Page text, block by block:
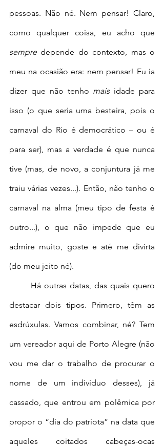
pessoas. Não né. Nem pensar! Claro,
sempre depende do contexto, mas o
meu na ocasião era: nem pensar! Eu ia
dizer que não tenho mais idade para
isso (o que seria uma besteira, pois o
carnaval do Rio é democrático – ou é
para ser), mas a verdade é que nunca
tive (mas, de novo, a conjuntura já me
traiu várias vezes...). Então, não tenho o
carnaval na alma (meu tipo de festa é
outro...), o que não impede que eu
admire muito, goste e até me divirta
(do meu jeito né).
destacar dois tipos. Primero, têm as
esdrúxulas. Vamos combinar, né? Tem
um vereador aqui de Porto Alegre (não
vou me dar o trabalho de procurar o
nome de um indivíduo desses), já
cassado, que entrou em polêmica por
propor o “dia do patriota” na data que
aqueles coitados cabeças-ocas